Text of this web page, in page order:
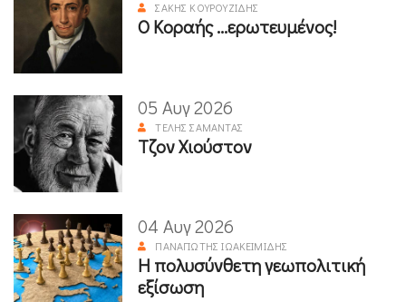
ΣΆΚΗΣ ΚΟΥΡΟΥΖΊΔΗΣ
Ο Κοραής ...ερωτευμένος!
05 Αυγ 2026
ΤΈΛΗΣ ΣΑΜΑΝΤΆΣ
Τζον Χιούστον
04 Αυγ 2026
ΠΑΝΑΓΙΏΤΗΣ ΙΩΑΚΕΙΜΊΔΗΣ
Η πολυσύνθετη γεωπολιτική
εξίσωση